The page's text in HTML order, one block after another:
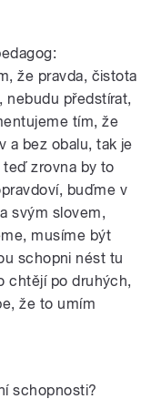
že pravda, čistota
nebudu předstírat,
tím, že
a bez obalu, tak je
zrovna by to
buďme v
svým slovem,
musíme být
schopni nést tu
chtějí po druhých,
že to umím
schopnosti?